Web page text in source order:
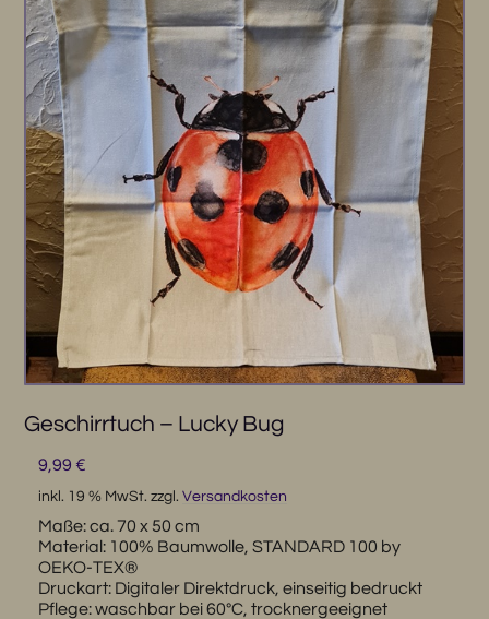
Geschirrtuch – Lucky Bug
9,99 €
inkl. 19 % MwSt. zzgl. Versandkosten
Maße: ca. 70 x 50 cm
Material: 100% Baumwolle, STANDARD 100 by
OEKO-TEX®
Druckart: Digitaler Direktdruck, einseitig bedruckt
Pflege: waschbar bei 60°C, trocknergeeignet